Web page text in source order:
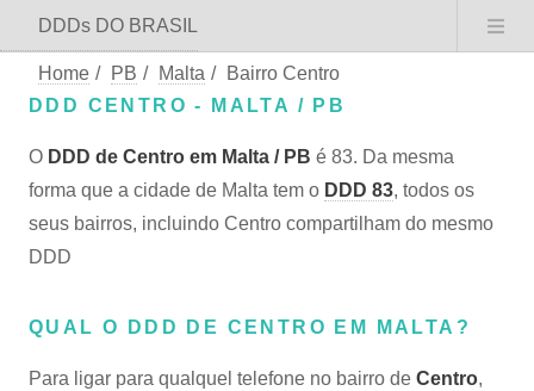
DDDs DO BRASIL
Home / PB / Malta /
Bairro Centro
DDD CENTRO - MALTA / PB
O DDD de Centro em Malta / PB é 83. Da mesma
forma que a cidade de Malta tem o DDD 83, todos os
seus bairros, incluindo Centro compartilham do mesmo
DDD
QUAL O DDD DE CENTRO EM MALTA?
Para ligar para qualquel telefone no bairro de Centro,